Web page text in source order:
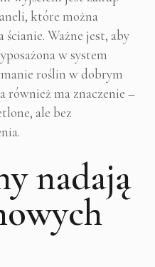
które można
Ważne jest, aby
w system
roślin w dobrym
również ma znaczenie –
ale bez
nadają